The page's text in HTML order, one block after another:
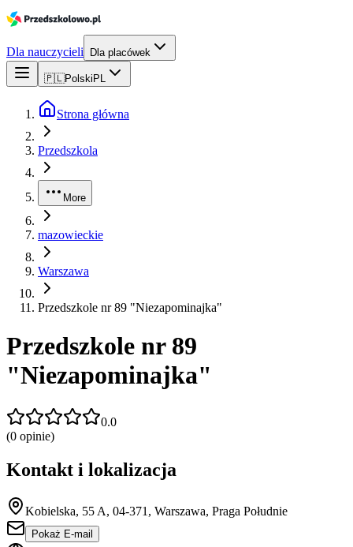
Dla nauczycieli Dla placówek
🇵🇱Polski PL
Strona główna
Przedszkola
More
mazowieckie
Warszawa
Przedszkole nr 89 "Niezapominajka"
Przedszkole nr 89
"Niezapominajka"
0.0
(0 opinie)
Kontakt i lokalizacja
Kobielska, 55 A, 04-371, Warszawa, Praga Południe
Pokaż E-mail